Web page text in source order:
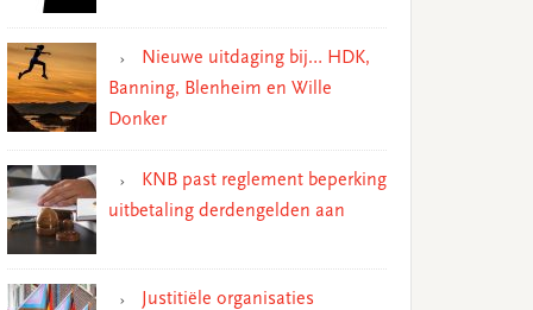
Nieuwe uitdaging bij… HDK,
Banning, Blenheim en Wille
Donker
KNB past reglement beperking
uitbetaling derdengelden aan
Justitiële organisaties